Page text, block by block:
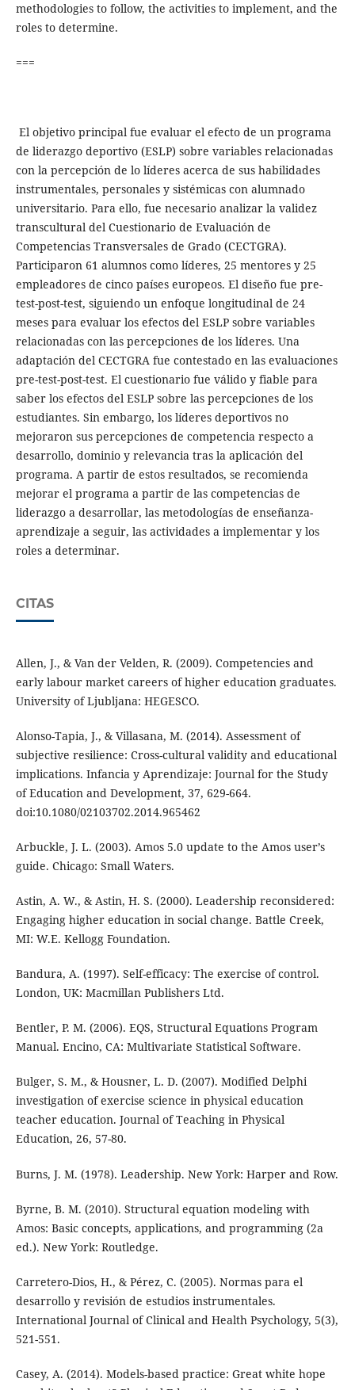
methodologies to follow, the activities to implement, and the
roles to determine.
===
El objetivo principal fue evaluar el efecto de un programa
de liderazgo deportivo (ESLP) sobre variables relacionadas
con la percepción de lo líderes acerca de sus habilidades
instrumentales, personales y sistémicas con alumnado
universitario. Para ello, fue necesario analizar la validez
transcultural del Cuestionario de Evaluación de
Competencias Transversales de Grado (CECTGRA).
Participaron 61 alumnos como líderes, 25 mentores y 25
empleadores de cinco países europeos. El diseño fue pre-
test-post-test, siguiendo un enfoque longitudinal de 24
meses para evaluar los efectos del ESLP sobre variables
relacionadas con las percepciones de los líderes. Una
adaptación del CECTGRA fue contestado en las evaluaciones
pre-test-post-test. El cuestionario fue válido y fiable para
saber los efectos del ESLP sobre las percepciones de los
estudiantes. Sin embargo, los líderes deportivos no
mejoraron sus percepciones de competencia respecto a
desarrollo, dominio y relevancia tras la aplicación del
programa. A partir de estos resultados, se recomienda
mejorar el programa a partir de las competencias de
liderazgo a desarrollar, las metodologías de enseñanza-
aprendizaje a seguir, las actividades a implementar y los
roles a determinar.
CITAS
Allen, J., & Van der Velden, R. (2009). Competencies and
early labour market careers of higher education graduates.
University of Ljubljana: HEGESCO.
Alonso-Tapia, J., & Villasana, M. (2014). Assessment of
subjective resilience: Cross-cultural validity and educational
implications. Infancia y Aprendizaje: Journal for the Study
of Education and Development, 37, 629-664.
doi:10.1080/02103702.2014.965462
Arbuckle, J. L. (2003). Amos 5.0 update to the Amos user’s
guide. Chicago: Small Waters.
Astin, A. W., & Astin, H. S. (2000). Leadership reconsidered:
Engaging higher education in social change. Battle Creek,
MI: W.E. Kellogg Foundation.
Bandura, A. (1997). Self-efficacy: The exercise of control.
London, UK: Macmillan Publishers Ltd.
Bentler, P. M. (2006). EQS, Structural Equations Program
Manual. Encino, CA: Multivariate Statistical Software.
Bulger, S. M., & Housner, L. D. (2007). Modified Delphi
investigation of exercise science in physical education
teacher education. Journal of Teaching in Physical
Education, 26, 57-80.
Burns, J. M. (1978). Leadership. New York: Harper and Row.
Byrne, B. M. (2010). Structural equation modeling with
Amos: Basic concepts, applications, and programming (2a
ed.). New York: Routledge.
Carretero-Dios, H., & Pérez, C. (2005). Normas para el
desarrollo y revisión de estudios instrumentales.
International Journal of Clinical and Health Psychology, 5(3),
521-551.
Casey, A. (2014). Models-based practice: Great white hope